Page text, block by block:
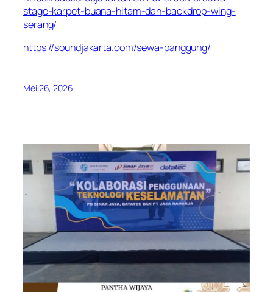
stage-karpet-buana-hitam-dan-backdrop-wing-
serang/
https://soundjakarta.com/sewa-panggung/
Mei 26, 2026